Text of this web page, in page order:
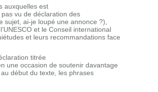
auxquelles est
vu de déclaration des
sujet, ai-je loupé une annonce ?),
et le Conseil international
et leurs recommandations face
titrée
une occasion de soutenir davantage
début du texte, les phrases